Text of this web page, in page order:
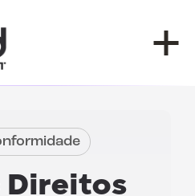
Direitos